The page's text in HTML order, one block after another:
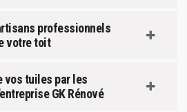
professionnels
votre toit
vos tuiles par les
GK Rénové